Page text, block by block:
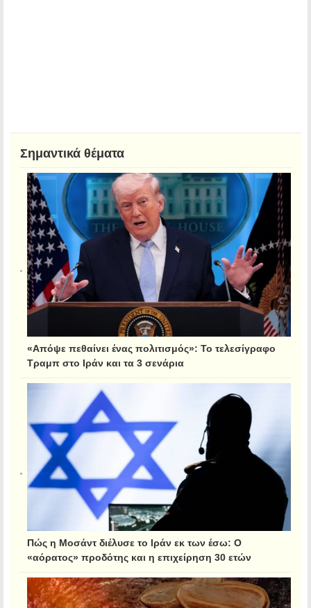
Σημαντικά θέματα
«Απόψε πεθαίνει ένας πολιτισμός»: Το τελεσίγραφο
Τραμπ στο Ιράν και τα 3 σενάρια
Πώς η Μοσάντ διέλυσε το Ιράν εκ των έσω: Ο
«αόρατος» προδότης και η επιχείρηση 30 ετών